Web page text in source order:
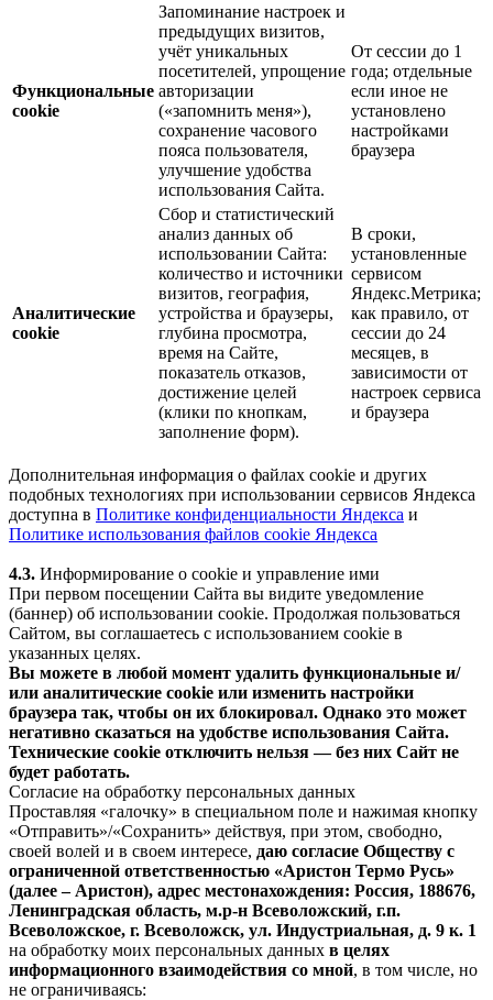
Функциональные
cookie
Запоминание настроек и
предыдущих визитов,
учёт уникальных
посетителей, упрощение
авторизации
(«запомнить меня»),
сохранение часового
пояса пользователя,
улучшение удобства
использования Сайта.
От сессии до 1
года; отдельные
если иное не
установлено
настройками
браузера
Аналитические
cookie
Сбор и статистический
анализ данных об
использовании Сайта:
количество и источники
визитов, география,
устройства и браузеры,
глубина просмотра,
время на Сайте,
показатель отказов,
достижение целей
(клики по кнопкам,
заполнение форм).
В сроки,
установленные
сервисом
Яндекс.Метрика;
как правило, от
сессии до 24
месяцев, в
зависимости от
настроек сервиса
и браузера
Дополнительная информация о файлах cookie и других
подобных технологиях при использовании сервисов Яндекса
доступна в Политике конфиденциальности Яндекса и
Политике использования файлов cookie Яндекса
4.3. Информирование о cookie и управление ими
При первом посещении Сайта вы видите уведомление
(баннер) об использовании cookie. Продолжая пользоваться
Сайтом, вы соглашаетесь с использованием cookie в
указанных целях.
Вы можете в любой момент удалить функциональные и/
или аналитические cookie или изменить настройки
браузера так, чтобы он их блокировал. Однако это может
негативно сказаться на удобстве использования Сайта.
Технические cookie отключить нельзя — без них Сайт не
будет работать.
Согласие на обработку персональных данных
Проставляя «галочку» в специальном поле и нажимая кнопку
«Отправить»/«Сохранить» действуя, при этом, свободно,
своей волей и в своем интересе, даю согласие Обществу с
ограниченной ответственностью «Аристон Термо Русь»
(далее – Аристон), адрес местонахождения: Россия, 188676,
Ленинградская область, м.р-н Всеволожский, г.п.
Всеволожское, г. Всеволожск, ул. Индустриальная, д. 9 к. 1
на обработку моих персональных данных в целях
информационного взаимодействия со мной, в том числе, но
не ограничиваясь: